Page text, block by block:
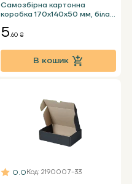
Самозбірна картонна
коробка 170х140x50 мм, біла
5.60 ₴
В кошик
0.0Код: 2190007-33